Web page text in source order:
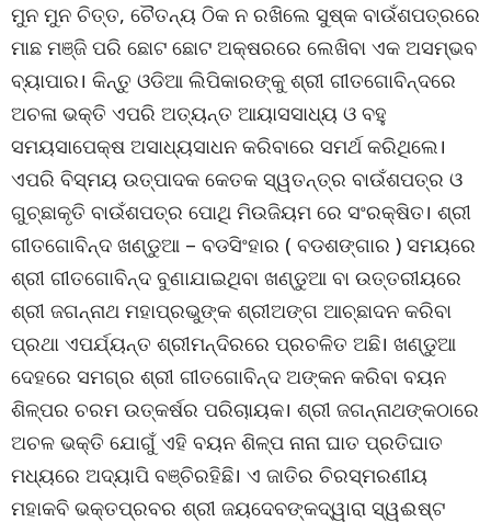
ମୁନ ମୁନ ଚିତ୍ତ, ଚୈତନ୍ୟ ଠିକ ନ ରଖିଲେ ସୁଷ୍କ ବାଉଁଶପତ୍ରରେ
ମାଛ ମଞ୍ଜି ପରି ଛୋଟ ଛୋଟ ଅକ୍ଷରରେ ଲେଖିବା ଏକ ଅସମ୍ଭବ
ବ୍ୟାପାର। କିନ୍ତୁ ଓଡିଆ ଲିପିକାରଙ୍କୁ ଶ୍ରୀ ଗୀତଗୋବିନ୍ଦରେ
ଅଚଳା ଭକ୍ତି ଏପରି ଅତ୍ୟନ୍ତ ଆୟାସସାଧ୍ୟ ଓ ବହୁ
ସମୟସାପେକ୍ଷ ଅସାଧ୍ୟସାଧନ କରିବାରେ ସମର୍ଥ କରିଥିଲେ।
ଏପରି ବିସ୍ମୟ ଉତ୍ପାଦକ କେତକ ସ୍ୱତନ୍ତ୍ର ବାଉଁଶପତ୍ର ଓ
ଗୁଚ୍ଛାକୃତି ବାଉଁଶପତ୍ର ପୋଥି ମିଉଜିୟମ ରେ ସଂରକ୍ଷିତ। ଶ୍ରୀ
ଗୀତଗୋବିନ୍ଦ ଖଣ୍ଡୁଆ – ବଡସିଂହାର ( ବଡଶଙ୍ଗାର ) ସମୟରେ
ଶ୍ରୀ ଗୀତଗୋବିନ୍ଦ ବୁଣାଯାଇଥିବା ଖଣ୍ଡୁଆ ବା ଉତ୍ତରୀୟରେ
ଶ୍ରୀ ଜଗନ୍ନାଥ ମହାପ୍ରଭୁଙ୍କ ଶ୍ରୀଅଙ୍ଗ ଆଚ୍ଛାଦନ କରିବା
ପ୍ରଥା ଏପର୍ଯ୍ୟନ୍ତ ଶ୍ରୀମନ୍ଦିରରେ ପ୍ରଚଳିତ ଅଛି। ଖଣ୍ଡୁଆ
ଦେହରେ ସମଗ୍ର ଶ୍ରୀ ଗୀତଗୋବିନ୍ଦ ଅଙ୍କନ କରିବା ବୟନ
ଶିଳ୍ପର ଚରମ ଉତ୍କର୍ଷର ପରିଚାାୟକ। ଶ୍ରୀ ଜଗନ୍ନାଥଙ୍କଠାରେ
ଅଚଳ ଭକ୍ତି ଯୋଗୁଁ ଏହି ବୟନ ଶିଳ୍ପ ନାନା ଘାତ ପ୍ରତିଘାତ
ମଧ୍ୟରେ ଅଦ୍ୟାପି ବଞ୍ଚିରହିଛି। ଏ ଜାତିର ଚିରସ୍ମରଣୀୟ
ମହାକବି ଭକ୍ତପ୍ରବର ଶ୍ରୀ ଜୟଦେବଙ୍କଦ୍ୱାରା ସ୍ୱଈଷ୍ଟ